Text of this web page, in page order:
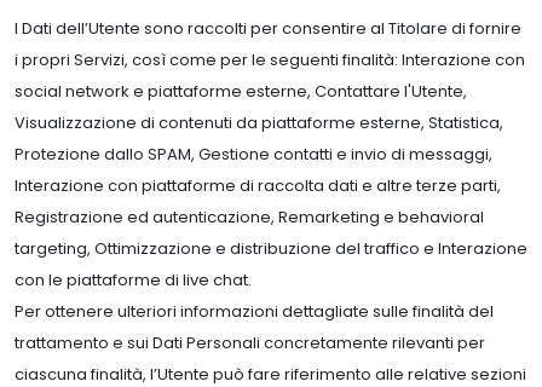
I Dati dell’Utente sono raccolti per consentire al Titolare di fornire
i propri Servizi, così come per le seguenti finalità: Interazione con
social network e piattaforme esterne, Contattare l'Utente,
Visualizzazione di contenuti da piattaforme esterne, Statistica,
Protezione dallo SPAM, Gestione contatti e invio di messaggi,
Interazione con piattaforme di raccolta dati e altre terze parti,
Registrazione ed autenticazione, Remarketing e behavioral
targeting, Ottimizzazione e distribuzione del traffico e Interazione
con le piattaforme di live chat.
Per ottenere ulteriori informazioni dettagliate sulle finalità del
trattamento e sui Dati Personali concretamente rilevanti per
ciascuna finalità, l’Utente può fare riferimento alle relative sezioni